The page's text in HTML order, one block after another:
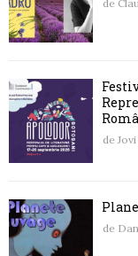
de
de
de